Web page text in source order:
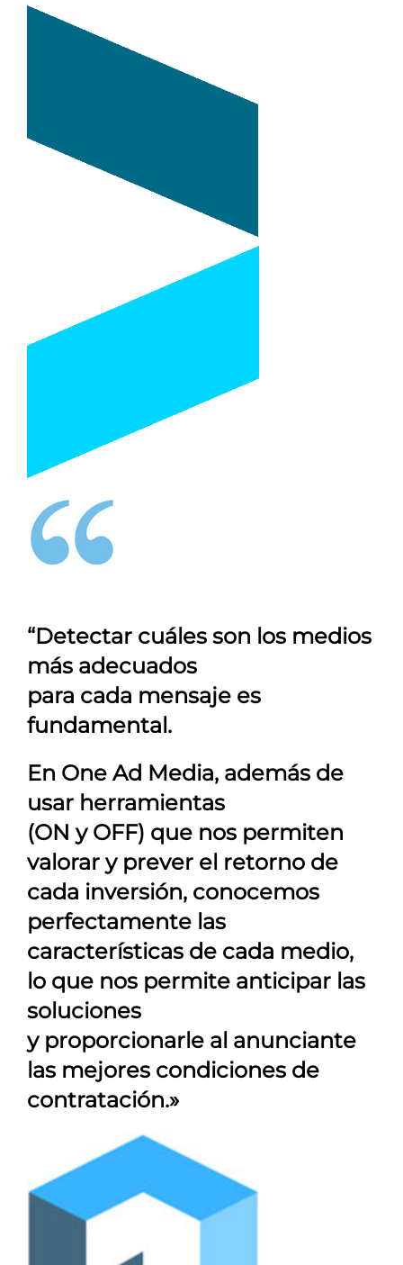
“Detectar cuáles son los medios
más adecuados
para cada mensaje es
fundamental.
En One Ad Media, además de
usar herramientas
(ON y OFF) que nos permiten
valorar y prever el retorno de
cada inversión, conocemos
perfectamente las
características de cada medio,
lo que nos permite anticipar las
soluciones
y proporcionarle al anunciante
las mejores condiciones de
contratación.»